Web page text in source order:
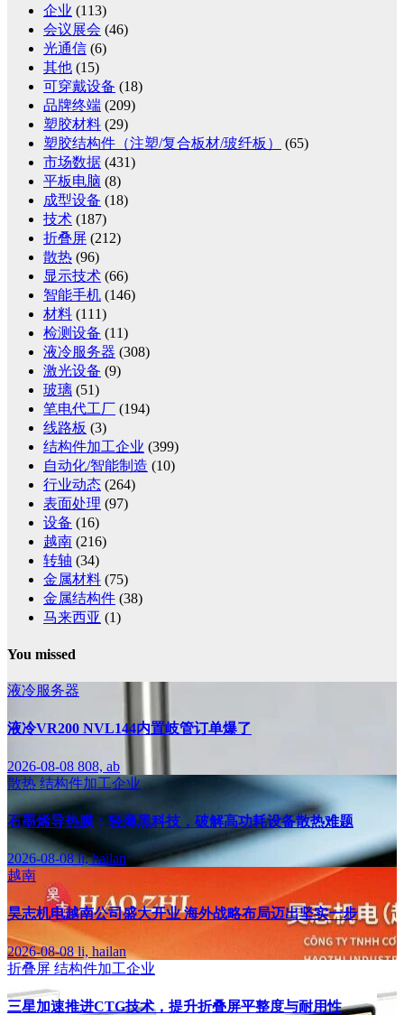
企业 (113)
会议展会 (46)
光通信 (6)
其他 (15)
可穿戴设备 (18)
品牌终端 (209)
塑胶材料 (29)
塑胶结构件（注塑/复合板材/玻纤板）
(65)
市场数据 (431)
平板电脑 (8)
成型设备 (18)
技术 (187)
折叠屏 (212)
散热 (96)
显示技术 (66)
智能手机 (146)
材料 (111)
检测设备 (11)
液冷服务器 (308)
激光设备 (9)
玻璃 (51)
笔电代工厂 (194)
线路板 (3)
结构件加工企业 (399)
自动化/智能制造 (10)
行业动态 (264)
表面处理 (97)
设备 (16)
越南 (216)
转轴 (34)
金属材料 (75)
金属结构件 (38)
马来西亚 (1)
You missed
液冷服务器
液冷VR200 NVL144内置岐管订单爆了
2026-08-08 808, ab
散热 结构件加工企业
石墨烯导热膜：轻薄黑科技，破解高功耗设备散热难题
2026-08-08li, hailan
越南
昊志机电越南公司盛大开业 海外战略布局迈出坚实一步
2026-08-08li, hailan
折叠屏 结构件加工企业
三星加速推进CTG技术，提升折叠屏平整度与耐用性